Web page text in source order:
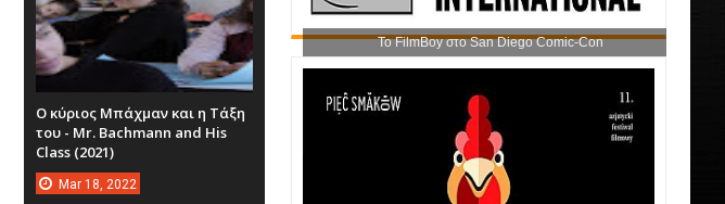
Το FilmBoy στο San Diego Comic-Con
Ο κύριος Μπάχμαν και η Τάξη
του - Mr. Bachmann and His
Class (2021)
Mar 18, 2022